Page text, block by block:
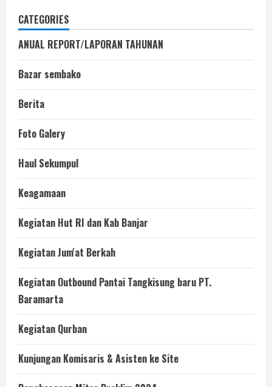
CATEGORIES
ANUAL REPORT/LAPORAN TAHUNAN
Bazar sembako
Berita
Foto Galery
Haul Sekumpul
Keagamaan
Kegiatan Hut RI dan Kab Banjar
Kegiatan Jum'at Berkah
Kegiatan Outbound Pantai Tangkisung baru PT.
Baramarta
Kegiatan Qurban
Kunjungan Komisaris & Asisten ke Site